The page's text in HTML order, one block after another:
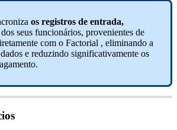
os registros de entrada,
dos seus funcionários, provenientes de
com o Factorial , eliminando a
dados e reduzindo significativamente os
.